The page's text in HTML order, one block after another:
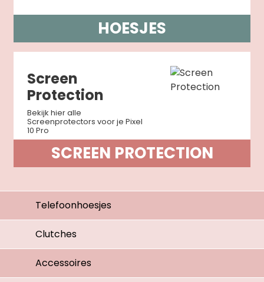
HOESJES
Screen
Protection
Bekijk hier alle
Screenprotectors voor je Pixel
10 Pro
SCREEN PROTECTION
Telefoonhoesjes
Clutches
Accessoires